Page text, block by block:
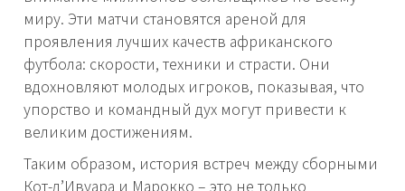
миру. Эти матчи становятся ареной для
проявления лучших качеств африканского
футбола: скорости, техники и страсти. Они
вдохновляют молодых игроков, показывая, что
упорство и командный дух могут привести к
великим достижениям.
Таким образом, история встреч между сборными
Кот-д’Ивуара и Марокко – это не только